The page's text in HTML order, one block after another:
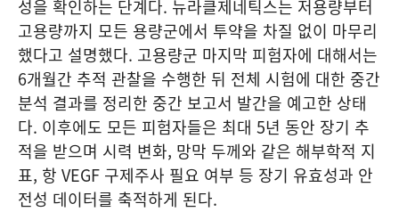
성을 확인하는 단계다. 뉴라클제네틱스는 저용량부터
고용량까지 모든 용량군에서 투약을 차질 없이 마무리
했다고 설명했다. 고용량군 마지막 피험자에 대해서는
6개월간 추적 관찰을 수행한 뒤 전체 시험에 대한 중간
분석 결과를 정리한 중간 보고서 발간을 예고한 상태
다. 이후에도 모든 피험자들은 최대 5년 동안 장기 추
적을 받으며 시력 변화, 망막 두께와 같은 해부학적 지
표, 항 VEGF 구제주사 필요 여부 등 장기 유효성과 안
전성 데이터를 축적하게 된다.